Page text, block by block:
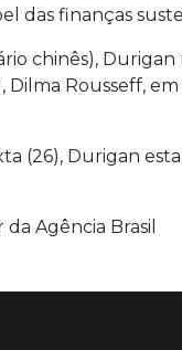
das finanças
chinês),
Rousseff,
(26), Durigan
Agência Brasil